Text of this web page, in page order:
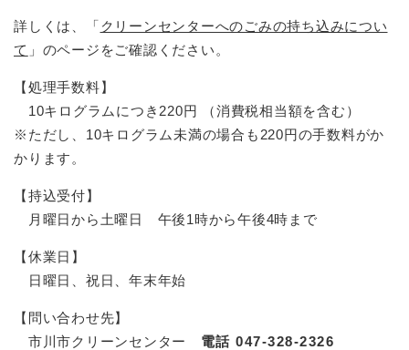
詳しくは、「 クリーンセンターへのごみの持ち込みについ
て 」のページをご確認ください。
【処理手数料】
10キログラムにつき220円 （消費税相当額を含む）
※ただし、10キログラム未満の場合も220円の手数料がか
かります。
【持込受付】
月曜日から土曜日 午後1時から午後4時まで
【休業日】
日曜日、祝日、年末年始
【問い合わせ先】
市川市クリーンセンター 電話 047-328-2326